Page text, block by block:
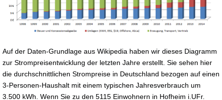
Auf der Daten-Grundlage aus Wikipedia haben wir dieses Diagramm
zur Strompreisentwicklung der letzten Jahre erstellt. Sie sehen hier
die durchschnittlichen Strompreise in Deutschland bezogen auf einen
3-Personen-Haushalt mit einem typischen Jahresverbrauch um
3.500 kWh. Wenn Sie zu den 5115 Einwohnern in Hofheim i.UFr.